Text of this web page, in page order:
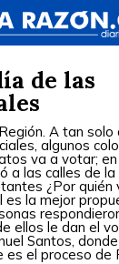
de las
A tan
algunos
va a votar;
a las calles de
¿Por
es la mejor
ellos le dan el
Santos,
es el proceso de